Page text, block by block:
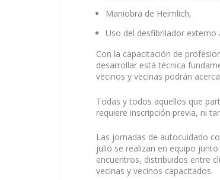
Maniobra de Heimlich,
Uso del desfibrilador externo
Con la capacitación de
desarrollar está técnica
vecinos y vecinas podrán
Todas y todos aquellos que
requiere inscripción previa, ni
Las jornadas de autocuidado
julio se realizan en equipo
encuentros, distribuidos entre
vecinas y vecinos capacitados.